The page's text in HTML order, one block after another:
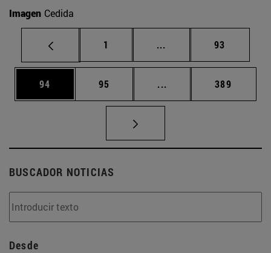
Imagen Cedida
Página
1 ... Páginas intermedias
Página
93
Página
94 Página
95 ... Páginas intermedias
Página
389
BUSCADOR NOTICIAS
Desde